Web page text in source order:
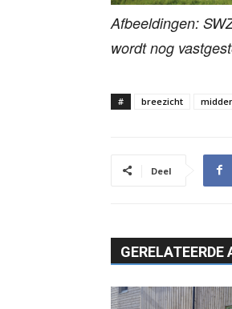
Afbeeldingen:
wordt nog
# breezicht
Deel
GERELATEERDE